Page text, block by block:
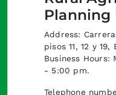
Planning
Address:
pisos 11, 12 y 19,
Business Hours:
- 5:00 pm.
Telephone